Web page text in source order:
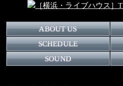
ABOUT US
SCHEDULE
SOUND